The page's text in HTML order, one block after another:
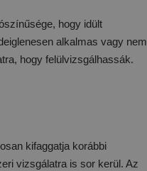
hogy idült
alkalmas vagy nem
hogy felülvizsgálhassák.
kifaggatja korábbi
vizsgálatra is sor kerül. Az